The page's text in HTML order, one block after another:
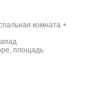
комната +
площадь